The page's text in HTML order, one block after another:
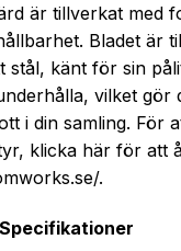
är tillverkat med
Bladet är
stål, känt för sin
vilket gör
i din samling. För
klicka här för att
.